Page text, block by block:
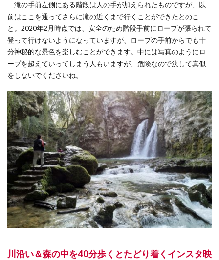
滝の手前左側にある階段は人の手が加えられたものですが、以
前はここを通ってさらに滝の近くまで行くことができたとのこ
と。2020年2月時点では、安全のため階段手前にロープが張られて
登って行けないようになっていますが、ロープの手前からでも十
分神秘的な景色を楽しむことができます。中には写真のようにロ
ープを超えていってしまう人もいますが、危険なので決して真似
をしないでくださいね。
川沿い＆森の中を40分歩くとたどり着くインスタ映
買う
里帰り 鉄道 風景 食べる
検索